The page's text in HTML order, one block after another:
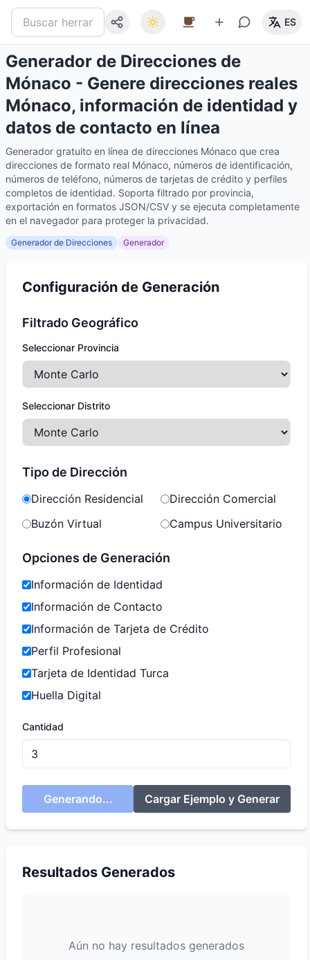
ES
Generador de Direcciones de
Mónaco - Genere direcciones reales
Mónaco, información de identidad y
datos de contacto en línea
Generador gratuito en línea de direcciones Mónaco que crea
direcciones de formato real Mónaco, números de identificación,
números de teléfono, números de tarjetas de crédito y perfiles
completos de identidad. Soporta filtrado por provincia,
exportación en formatos JSON/CSV y se ejecuta completamente
en el navegador para proteger la privacidad.
Generador de Direcciones Generador
Configuración de Generación
Filtrado Geográfico
Seleccionar Provincia
Seleccionar Distrito
Tipo de Dirección
Dirección Residencial
Dirección Comercial
Buzón Virtual
Campus Universitario
Opciones de Generación
Información de Identidad
Información de Contacto
Información de Tarjeta de Crédito
Perfil Profesional
Tarjeta de Identidad Turca
Huella Digital
Cantidad
Generando... Cargar Ejemplo y Generar
Resultados Generados
Aún no hay resultados generados